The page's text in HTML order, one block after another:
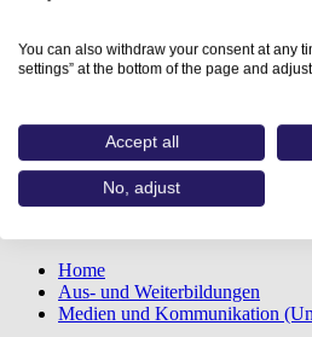
Home
Aus- und Weiterbildungen
Medien und Kommunikation
You can also withdraw your consent at any
settings” at the bottom of the page and
Accept all
No, adjust